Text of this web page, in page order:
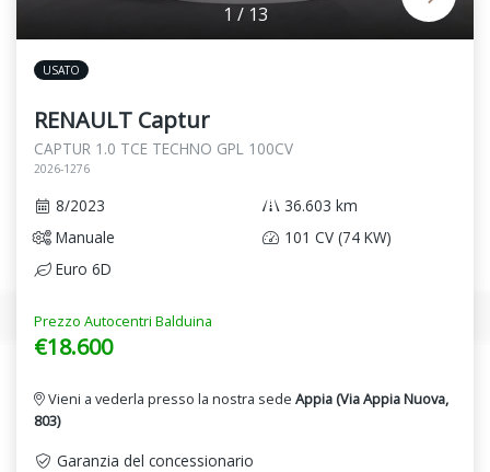
1 / 13
USATO
RENAULT Captur
CAPTUR 1.0 TCE TECHNO GPL 100CV
2026-1276
8/2023
36.603 km
Manuale
101 CV (74 KW)
Euro 6D
Prezzo Autocentri Balduina
€18.600
Vieni a vederla presso la nostra sede Appia (Via Appia Nuova,
803)
Garanzia del concessionario